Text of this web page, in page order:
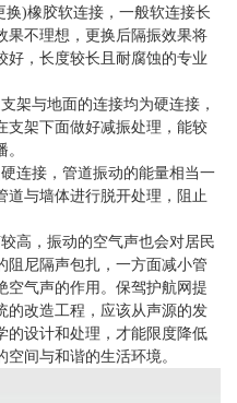
)橡胶软连接，一般软连接长
果不理想，更换后隔振效果将
好，长度较长且耐腐蚀的专业
架与地面的连接均为硬连接，
支架下面做好减振处理，能较
连接，管道振动的能量相当一
道与墙体进行脱开处理，阻止
高，振动的空气声也会对居民
阻尼隔声包扎，一方面减小管
空气声的作用。保驾护航网提
的改造工程，应该从声源的发
的设计和处理，才能限度降低
间与和谐的生活环境。